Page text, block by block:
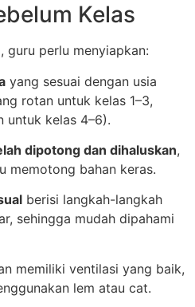
Kelas
guru perlu menyiapkan:
yang sesuai dengan usia
rotan untuk kelas 1–3,
untuk kelas 4–6).
dipotong dan dihaluskan,
memotong bahan keras.
berisi langkah-langkah
sehingga mudah dipahami
memiliki ventilasi yang baik,
lem atau cat.